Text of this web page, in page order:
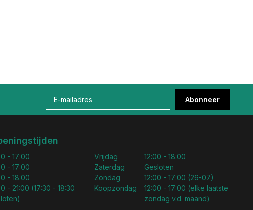
Abonneer
- 17:00
- 17:00
- 18:00
- 21:00 (17:30 - 18:30
Vrijdag
Zaterdag
Zondag
Koopzondag
12:00 - 18:00
Gesloten
12:00 - 17:00 (26-07)
12:00 - 17:00 (elke laatste
zondag v.d. maand)